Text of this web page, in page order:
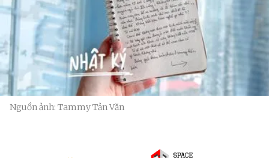
Nguồn ảnh: Tammy Tản Văn